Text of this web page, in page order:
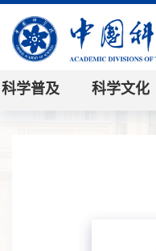
科学普及 科学文化